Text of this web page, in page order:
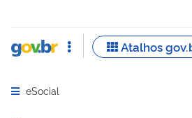
Abrir menu principal de navegação
eSocial